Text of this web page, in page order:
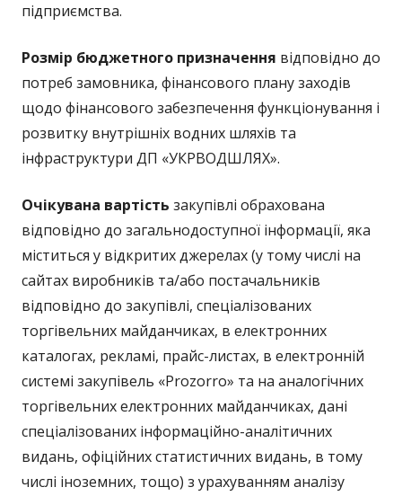
підприємства.
Розмір бюджетного призначення відповідно до
потреб замовника, фінансового плану заходів
щодо фінансового забезпечення функціонування і
розвитку внутрішніх водних шляхів та
інфраструктури ДП «УКРВОДШЛЯХ».
Очікувана вартість закупівлі обрахована
відповідно до загальнодоступної інформації, яка
міститься у відкритих джерелах (у тому числі на
сайтах виробників та/або постачальників
відповідно до закупівлі, спеціалізованих
торгівельних майданчиках, в електронних
каталогах, рекламі, прайс-листах, в електронній
системі закупівель «Prozorro» та на аналогічних
торгівельних електронних майданчиках, дані
спеціалізованих інформаційно-аналітичних
видань, офіційних статистичних видань, в тому
числі іноземних, тощо) з урахуванням аналізу